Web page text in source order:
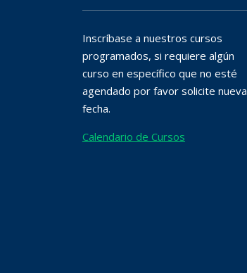
Inscríbase a nuestros cursos
programados, si requiere algún
curso en específico que no esté
agendado por favor solicite nueva
fecha.
Calendario de Cursos